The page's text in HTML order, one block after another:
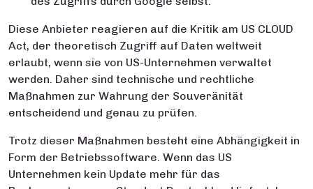
Diese Anbieter reagieren auf die Kritik am US CLOUD
Act, der theoretisch Zugriff auf Daten weltweit
erlaubt, wenn sie von US-Unternehmen verwaltet
werden. Daher sind technische und rechtliche
Maßnahmen zur Wahrung der Souveränität
entscheidend und genau zu prüfen.
Trotz dieser Maßnahmen besteht eine Abhängigkeit in
Form der Betriebssoftware. Wenn das US
Unternehmen kein Update mehr für das